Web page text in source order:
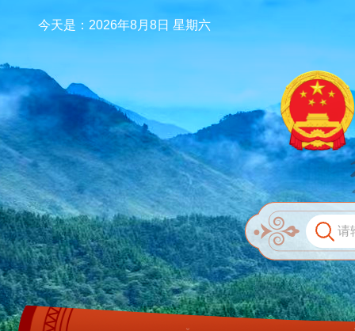
今天是：2026年8月8日 星期六